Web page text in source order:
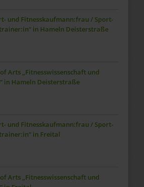
und Fitnesskaufmann:frau / Sport-
in Hameln Deisterstraße
Arts „Fitnesswissenschaft und
in Hameln Deisterstraße
und Fitnesskaufmann:frau / Sport-
in Freital
Arts „Fitnesswissenschaft und